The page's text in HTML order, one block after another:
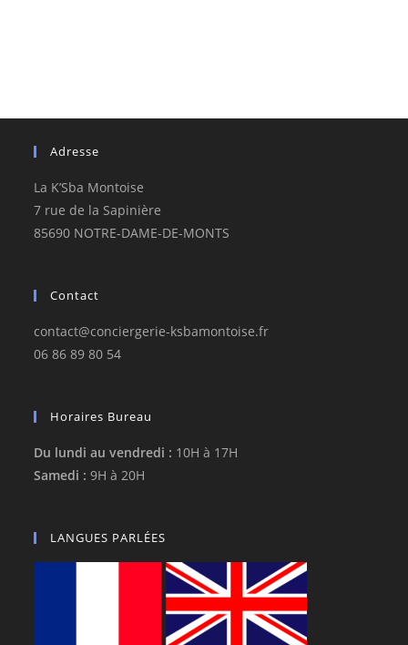
Adresse
La K’Sba Montoise
7 rue de la Sapinière
85690 NOTRE-DAME-DE-MONTS
Contact
contact@conciergerie-ksbamontoise.fr
06 86 89 80 54
Horaires Bureau
Du lundi au vendredi : 10H à 17H
Samedi : 9H à 20H
LANGUES PARLÉES